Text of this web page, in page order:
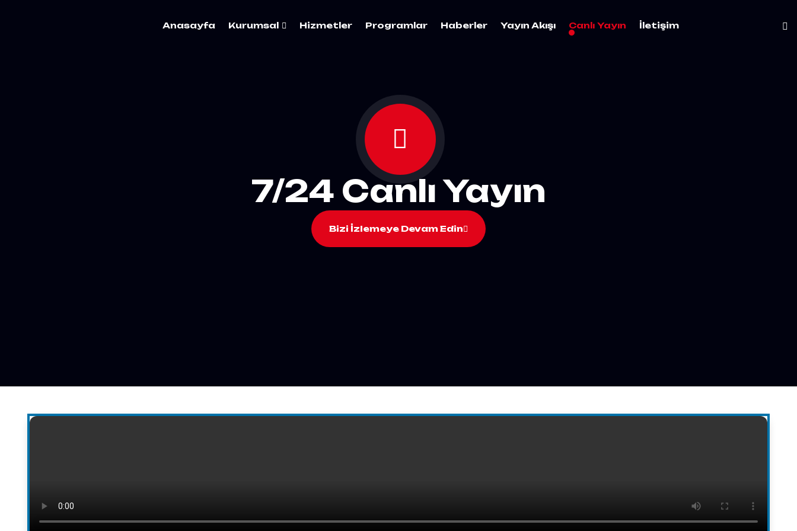
Anasayfa Kurumsal Hizmetler Programlar Haberler Yayın Akışı Canlı Yayın İletişim
7/24 Canlı Yayın
Bizi İzlemeye Devam Edin